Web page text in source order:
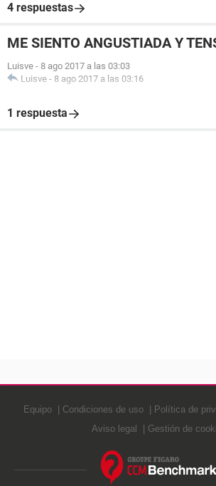
4 respuestas
ME SIENTO ANGUSTIADA Y
Luisve - 8 ago 2017 a las 03:03
Luisve - 8 ago 2017 a las 03:16
1 respuesta
Equipo Condiciones de uso Política de
Aviso legal
Gestión de